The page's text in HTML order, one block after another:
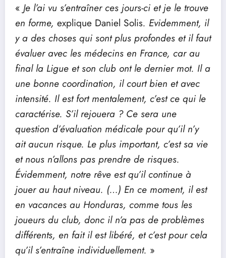
« Je l’ai vu s’entraîner ces jours-ci et je le trouve
en forme, explique Daniel Solis. Evidemment, il
y a des choses qui sont plus profondes et il faut
évaluer avec les médecins en France, car au
final la Ligue et son club ont le dernier mot. Il a
une bonne coordination, il court bien et avec
intensité. Il est fort mentalement, c’est ce qui le
caractérise. S’il rejouera ? Ce sera une
question d’évaluation médicale pour qu’il n’y
ait aucun risque. Le plus important, c’est sa vie
et nous n’allons pas prendre de risques.
Évidemment, notre rêve est qu’il continue à
jouer au haut niveau. (…) En ce moment, il est
en vacances au Honduras, comme tous les
joueurs du club, donc il n’a pas de problèmes
différents, en fait il est libéré, et c’est pour cela
qu’il s’entraîne individuellement. »